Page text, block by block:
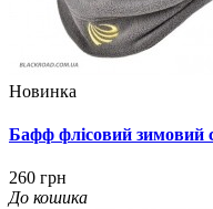
Новинка
Бафф флісовий зимовий
260 грн
До кошика